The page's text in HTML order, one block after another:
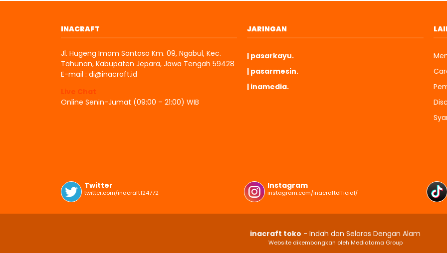
INACRAFT
Jl. Hugeng Imam Santoso Km. 09, Ngabul, Kec.
Tahunan, Kabupaten Jepara, Jawa Tengah 59428
E-mail : di@inacraft.id
Live Chat
Online Senin-Jumat (09:00 – 21:00) WIB
JARINGAN
| pasarkayu.
| pasarmesin.
| inamedia.
Twitter
twitter.com/inacraft124772
Instagram
instagram.com/inacraftofficial/
inacraft toko - Indah dan Selaras Dengan Alam
Website dikembangkan oleh Mediatama Group